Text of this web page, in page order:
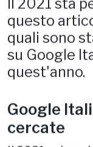
Il 2021 sta
questo
quali sono
su Google
quest'anno.
Google
cercate